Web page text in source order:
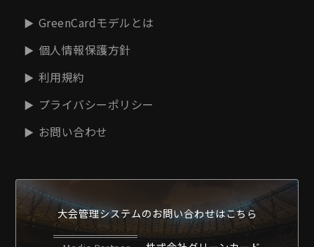
GreenCardモデルとは
個人情報保護方針
利用規約
プライバシーポリシー
お問い合わせ
大会管理システムのお問い合わせはこちら